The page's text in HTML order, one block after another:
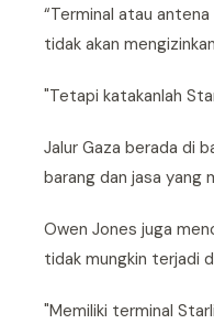
“Terminal atau
tidak akan
"Tetapi katakanlah
Jalur Gaza berada di
barang dan jasa yang
Owen Jones juga
tidak mungkin terjadi
"Memiliki terminal